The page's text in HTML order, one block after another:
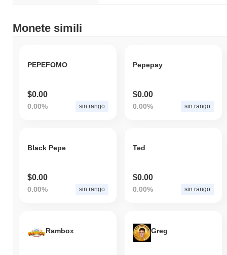
Monete simili
PEPEFOMO
$0.00
0.00% sin rango
Pepepay
$0.00
0.00% sin rango
Black Pepe
$0.00
0.00% sin rango
Ted
$0.00
0.00% sin rango
Rambox Greg